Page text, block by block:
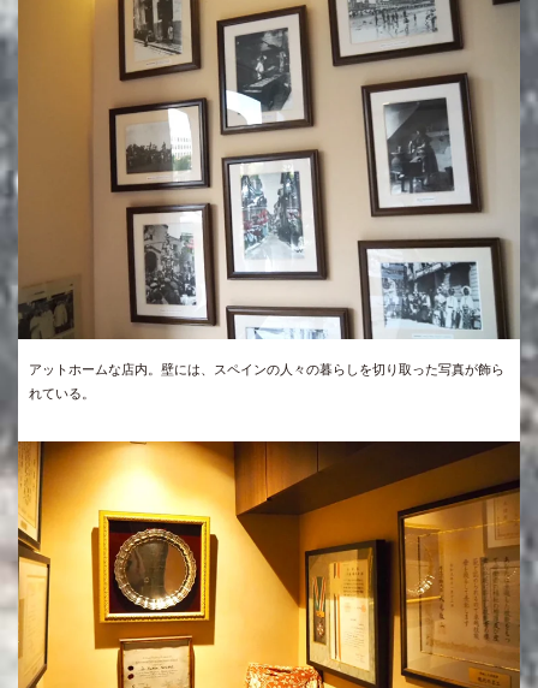
アットホームな店内。壁には、スペインの人々の暮らしを切り取った写真が飾ら
れている。